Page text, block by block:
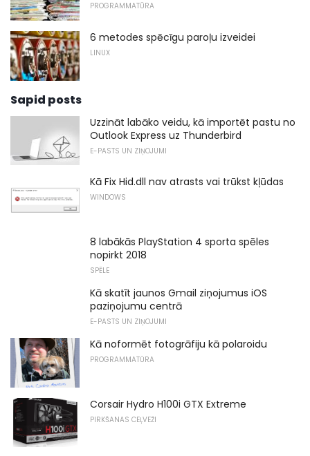
PROGRAMMATŪRA
6 metodes spēcīgu paroļu izveidei
LINUX
Sapid posts
Uzzināt labāko veidu, kā importēt pastu no
Outlook Express uz Thunderbird
E-PASTS UN ZIŅOJUMI
Kā Fix Hid.dll nav atrasts vai trūkst kļūdas
WINDOWS
8 labākās PlayStation 4 sporta spēles
nopirkt 2018
SPĒLE
Kā skatīt jaunos Gmail ziņojumus iOS
paziņojumu centrā
E-PASTS UN ZIŅOJUMI
Kā noformēt fotogrāfiju kā polaroidu
PROGRAMMATŪRA
Corsair Hydro H100i GTX Extreme
PIRKŠANAS CEĻVEŽI